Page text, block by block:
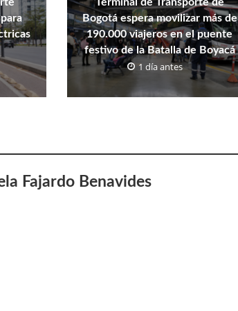
Bogotá espera movilizar más de
190.000 viajeros en el puente
festivo de la Batalla de Boyacá
1 día antes
Fajardo Benavides